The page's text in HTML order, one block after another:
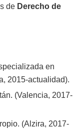
de Derecho de
en
2015-actualidad).
(Valencia, 2017-
(Alzira, 2017-